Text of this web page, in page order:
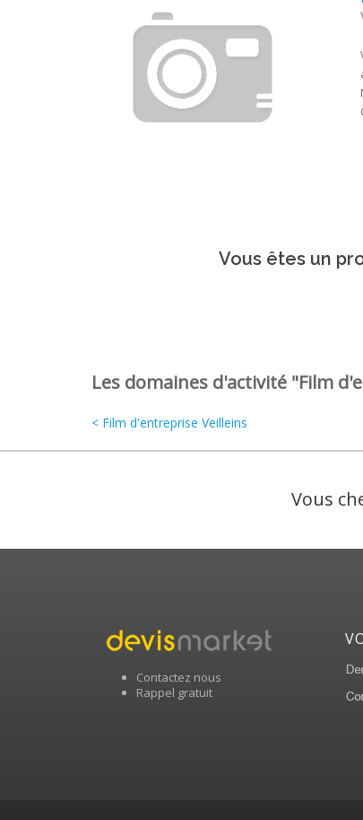
Vous êtes un
Les domaines d'activité "Film
< Film d'entreprise Veilleins
Vous
Contactez nous
Rappel gratuit